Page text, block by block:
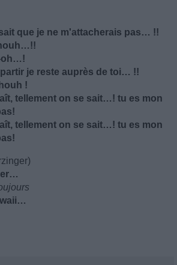
que je ne m'attacherais pas… !!
oh…!
je reste auprès de toi… !!
!
tellement on se sait…! tu es mon
tellement on se sait…! tu es mon